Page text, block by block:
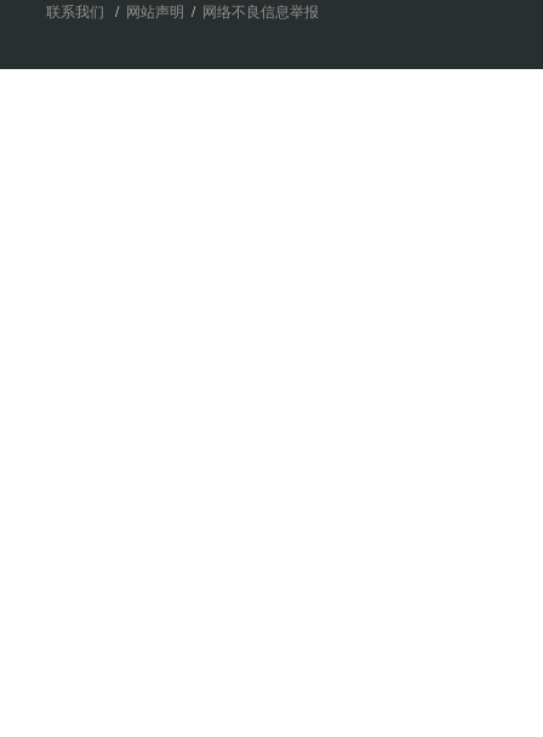
联系我们
/ 网站声明 / 网络不良信息举报